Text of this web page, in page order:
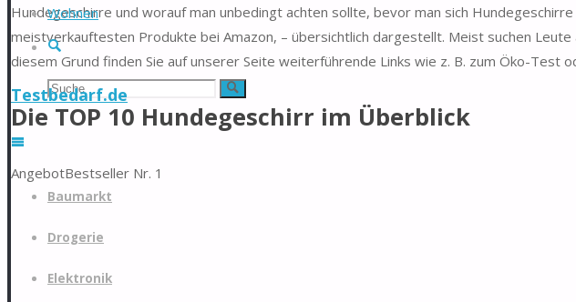
Wohnen
Suche
Suchen
nach:
Suche
Testbedarf.de
Zum
springen
Baumarkt
Drogerie
Elektronik
Hundegeschirre und worauf man unbedingt achten sollte, bevor man sich
meistverkauftesten Produkte bei Amazon, – übersichtlich dargestellt. Meist suchen
diesem Grund finden Sie auf unserer Seite weiterführende Links wie z. B. zum Öko-Test
Die TOP 10 Hundegeschirr im Überblick
AngebotBestseller Nr. 1